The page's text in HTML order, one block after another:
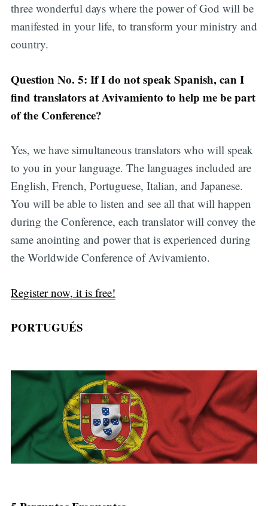
three wonderful days where the power of God will be
manifested in your life, to transform your ministry and
country.
Question No. 5: If I do not speak Spanish, can I
find translators at Avivamiento to help me be part
of the Conference?
Yes, we have simultaneous translators who will speak
to you in your language. The languages included are
English, French, Portuguese, Italian, and Japanese.
You will be able to listen and see all that will happen
during the Conference, each translator will convey the
same anointing and power that is experienced during
the Worldwide Conference of Avivamiento.
Register now, it is free!
PORTUGUÉS